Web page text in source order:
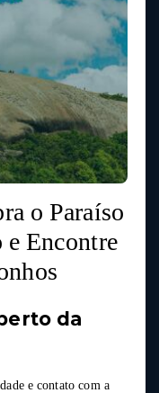
o Paraíso
e Encontre
da
e contato com a